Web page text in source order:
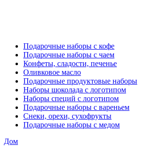
Подарочные наборы с кофе
Подарочные наборы с чаем
Конфеты, сладости, печенье
Оливковое масло
Подарочные продуктовые наборы
Наборы шоколада с логотипом
Наборы специй с логотипом
Подарочные наборы с вареньем
Снеки, орехи, сухофрукты
Подарочные наборы с медом
Дом